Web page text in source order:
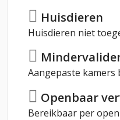
Huisdieren
Huisdieren niet
Aangepaste kamers
Openbaar
Bereikbaar per